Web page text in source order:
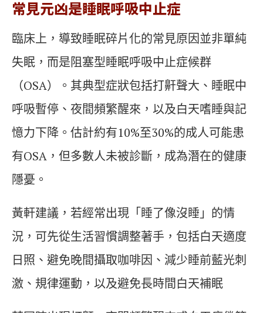
常見元凶是睡眠呼吸中止症
臨床上，導致睡眠碎片化的常見原因並非單純
失眠，而是阻塞型睡眠呼吸中止症候群
（OSA）。其典型症狀包括打鼾聲大、睡眠中
呼吸暫停、夜間頻繁醒來，以及白天嗜睡與記
憶力下降。估計約有10%至30%的成人可能患
有OSA，但多數人未被診斷，成為潛在的健康
隱憂。
黃軒建議，若經常出現「睡了像沒睡」的情
況，可先從生活習慣調整著手，包括白天適度
日照、避免晚間攝取咖啡因、減少睡前藍光刺
激、規律運動，以及避免長時間白天補眠